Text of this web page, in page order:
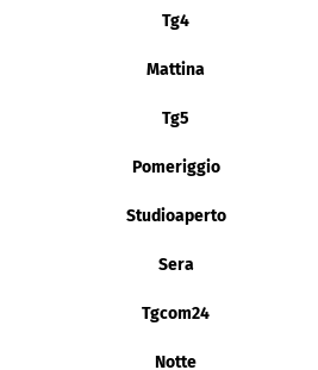
Tg4
Mattina
Tg5
Pomeriggio
Studioaperto
Sera
Tgcom24
Notte